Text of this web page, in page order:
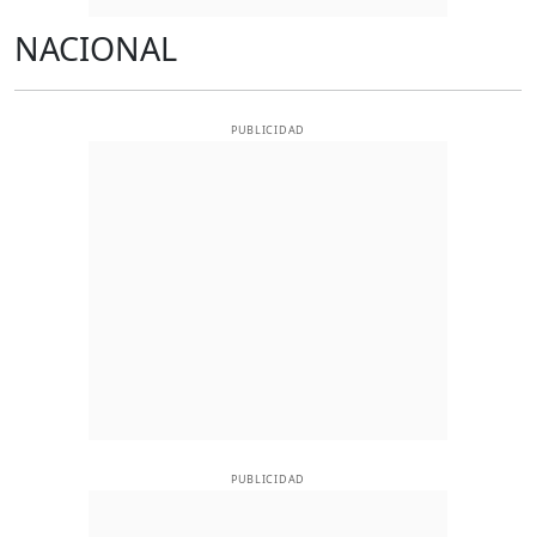
NACIONAL
PUBLICIDAD
PUBLICIDAD